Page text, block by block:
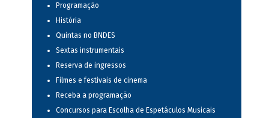
Programação
História
Quintas no BNDES
Sextas instrumentais
Reserva de ingressos
Filmes e festivais de cinema
Receba a programação
Concursos para Escolha de Espetáculos Musicais